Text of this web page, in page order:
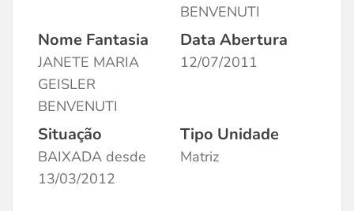
BENVENUTI
Nome Fantasia
JANETE MARIA
GEISLER
BENVENUTI
Data Abertura
12/07/2011
Situação
BAIXADA desde
13/03/2012
Tipo Unidade
Matriz